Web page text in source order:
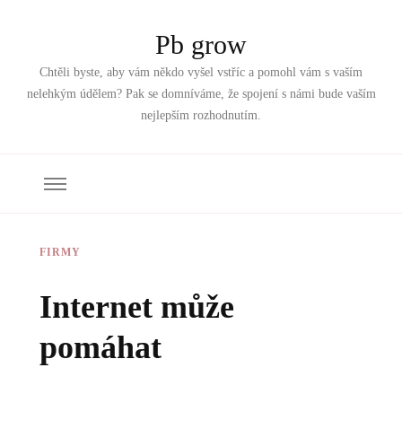
Pb grow
Chtěli byste, aby vám někdo vyšel vstříc a pomohl vám s vaším
nelehkým údělem? Pak se domníváme, že spojení s námi bude vaším
nejlepším rozhodnutím.
FIRMY
Internet může
pomáhat